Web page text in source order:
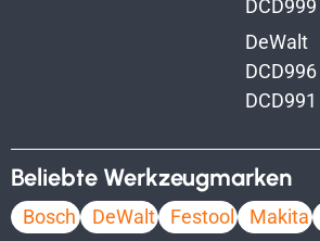
DCD999
DeWalt
DCD991
Beliebte Werkzeugmarken
Bosch DeWalt Festool Makita